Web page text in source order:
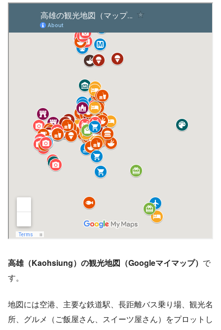
高雄（Kaohsiung）の観光地図（Googleマイマップ） で
す。
地図には空港、主要な鉄道駅、長距離バス乗り場、観光名
所、グルメ（ご飯屋さん、スイーツ屋さん）をプロットし